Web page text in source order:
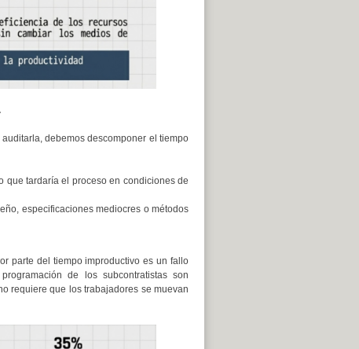
debemos descomponer el tiempo
que tardaría el proceso en condiciones de
especificaciones mediocres o métodos
parte del tiempo improductivo es un fallo
de los subcontratistas son
requiere que los trabajadores se muevan